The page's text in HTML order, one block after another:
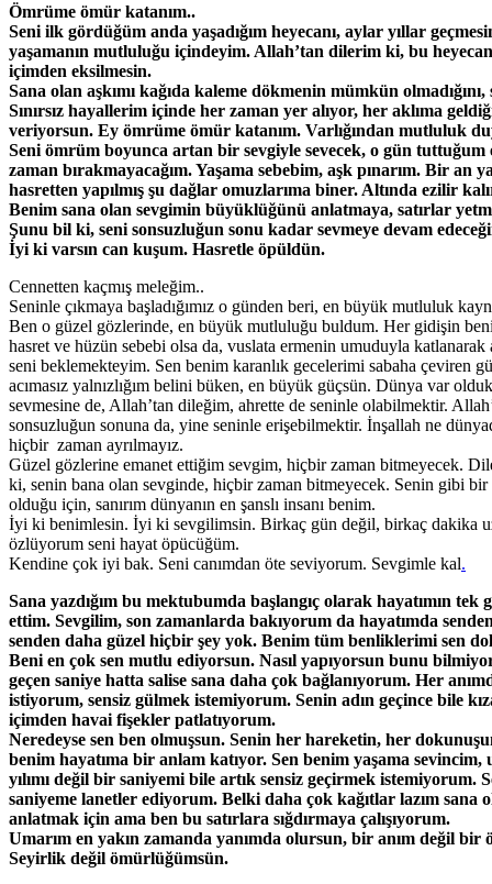
Ömrüme ömür katanım..
Seni ilk gördüğüm anda yaşadığım heyecanı, aylar yıllar
yaşamanın mutluluğu içindeyim. Allah’tan dilerim ki, bu
içimden eksilmesin.
Sana olan aşkımı kağıda kaleme dökmenin mümkün
Sınırsız hayallerim içinde her zaman yer alıyor, her aklıma
veriyorsun. Ey ömrüme ömür katanım. Varlığından mutluluk
Seni ömrüm boyunca artan bir sevgiyle sevecek, o gün
zaman bırakmayacağım. Yaşama sebebim, aşk pınarım. Bir an
hasretten yapılmış şu dağlar omuzlarıma biner. Altında ezilir
Benim sana olan sevgimin büyüklüğünü anlatmaya, satırlar
Şunu bil ki, seni sonsuzluğun sonu kadar sevmeye devam
İyi ki varsın can kuşum. Hasretle öpüldün.
Cennetten kaçmış meleğim..
Seninle çıkmaya başladığımız o günden beri, en büyük mutluluk
Ben o güzel gözlerinde, en büyük mutluluğu buldum. Her gidişin
hasret ve hüzün sebebi olsa da, vuslata ermenin umuduyla
seni beklemekteyim. Sen benim karanlık gecelerimi sabaha çeviren
acımasız yalnızlığım belini büken, en büyük güçsün. Dünya var
sevmesine de, Allah’tan dileğim, ahrette de seninle olabilmektir.
sonsuzluğun sonuna da, yine seninle erişebilmektir. İnşallah ne
hiçbir zaman ayrılmayız.
Güzel gözlerine emanet ettiğim sevgim, hiçbir zaman bitmeyecek.
ki, senin bana olan sevginde, hiçbir zaman bitmeyecek. Senin gibi bir
olduğu için, sanırım dünyanın en şanslı insanı benim.
İyi ki benimlesin. İyi ki sevgilimsin. Birkaç gün değil, birkaç dakika
özlüyorum seni hayat öpücüğüm.
Kendine çok iyi bak. Seni canımdan öte seviyorum. Sevgimle kal.
Sana yazdığım bu mektubumda başlangıç olarak hayatımın tek
ettim. Sevgilim, son zamanlarda bakıyorum da hayatımda
senden daha güzel hiçbir şey yok. Benim tüm benliklerimi sen
Beni en çok sen mutlu ediyorsun. Nasıl yapıyorsun bunu
geçen saniye hatta salise sana daha çok bağlanıyorum. Her
istiyorum, sensiz gülmek istemiyorum. Senin adın geçince bile
içimden havai fişekler patlatıyorum.
Neredeyse sen ben olmuşsun. Senin her hareketin, her
benim hayatıma bir anlam katıyor. Sen benim yaşama sevincim,
yılımı değil bir saniyemi bile artık sensiz geçirmek istemiyorum.
saniyeme lanetler ediyorum. Belki daha çok kağıtlar lazım sana
anlatmak için ama ben bu satırlara sığdırmaya çalışıyorum.
Umarım en yakın zamanda yanımda olursun, bir anım değil bir
Seyirlik değil ömürlüğümsün.